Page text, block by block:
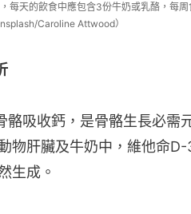
每天的飲食中應包含3份牛奶或乳酪，每
Caroline Attwood）
骼吸收鈣，是骨骼生長必需
物肝臟及牛奶中，維他命
生成。